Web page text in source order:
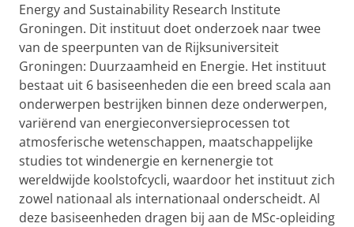
Energy and Sustainability Research Institute
Groningen. Dit instituut doet onderzoek naar twee
van de speerpunten van de Rijksuniversiteit
Groningen: Duurzaamheid en Energie. Het instituut
bestaat uit 6 basiseenheden die een breed scala aan
onderwerpen bestrijken binnen deze onderwerpen,
variërend van energieconversieprocessen tot
atmosferische wetenschappen, maatschappelijke
studies tot windenergie en kernenergie tot
wereldwijde koolstofcycli, waardoor het instituut zich
zowel nationaal als internationaal onderscheidt. Al
deze basiseenheden dragen bij aan de MSc-opleiding